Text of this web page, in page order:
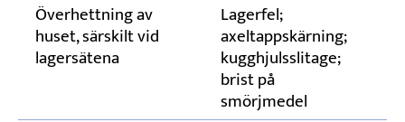
Överhettning av
huset, särskilt vid
lagersätena
Lagerfel;
axeltappskärning;
kugghjulsslitage;
brist på
smörjmedel